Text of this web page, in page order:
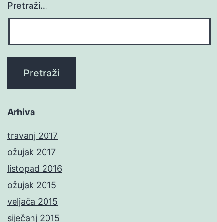
Pretraži…
Arhiva
travanj 2017
ožujak 2017
listopad 2016
ožujak 2015
veljača 2015
siječanj 2015